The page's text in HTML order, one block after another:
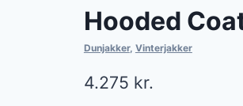
Hooded
Dunjakker, Vinterjakker
4.275 kr.